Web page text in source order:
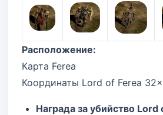
Расположение:
Карта Ferea
Координаты Lord of Ferea
Награда за убийство Lord